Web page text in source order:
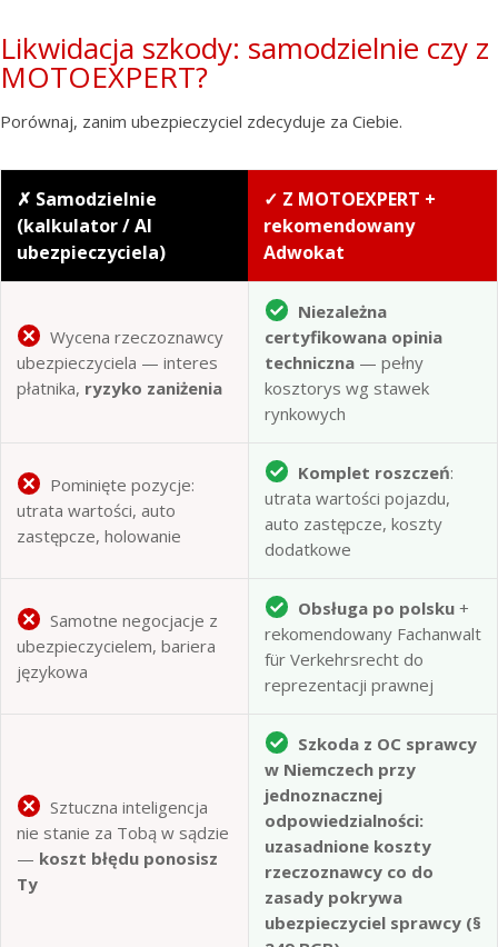
Likwidacja szkody: samodzielnie czy z
MOTOEXPERT?
Porównaj, zanim ubezpieczyciel zdecyduje za Ciebie.
✗ Samodzielnie
(kalkulator / AI
ubezpieczyciela)
✓ Z MOTOEXPERT +
rekomendowany
Adwokat
Wycena rzeczoznawcy
ubezpieczyciela — interes
płatnika, ryzyko zaniżenia
Niezależna
certyfikowana opinia
techniczna — pełny
kosztorys wg stawek
rynkowych
Pominięte pozycje:
utrata wartości, auto
zastępcze, holowanie
Komplet roszczeń:
utrata wartości pojazdu,
auto zastępcze, koszty
dodatkowe
Samotne negocjacje z
ubezpieczycielem, bariera
językowa
Obsługa po polsku +
rekomendowany Fachanwalt
für Verkehrsrecht do
reprezentacji prawnej
Sztuczna inteligencja
nie stanie za Tobą w sądzie
— koszt błędu ponosisz
Ty
Szkoda z OC sprawcy
w Niemczech przy
jednoznacznej
odpowiedzialności:
uzasadnione koszty
rzeczoznawcy co do
zasady pokrywa
ubezpieczyciel sprawcy (§